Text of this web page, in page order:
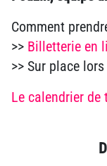
Comment
>> Billetterie en
>> Sur place
Le calendrier de